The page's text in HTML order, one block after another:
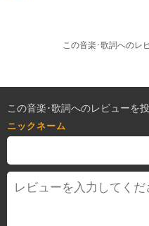
この音楽･歌詞へのレ
この音楽･歌詞へのレビューを
ニックネーム